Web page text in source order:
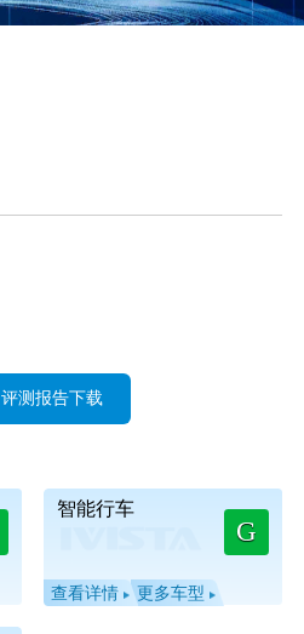
评测报告下载
智能行车
G
查看详情 更多车型